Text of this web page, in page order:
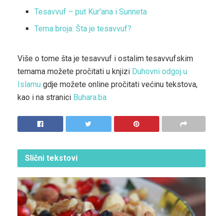
Tesavvuf – put Kur’ana i Sunneta
Tema broja: Šta je tesavvuf?
Više o tome šta je tesavvuf i ostalim tesavvufskim
temama možete pročitati u knjizi Duhovni odgoj u
Islamu gdje možete online pročitati većinu tekstova,
kao i na stranici Buhara.ba
Slični tekstovi